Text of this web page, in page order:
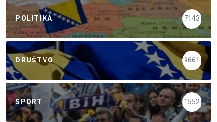
POLITIKA 7143
DRUŠTVO 9661
SPORT 1552